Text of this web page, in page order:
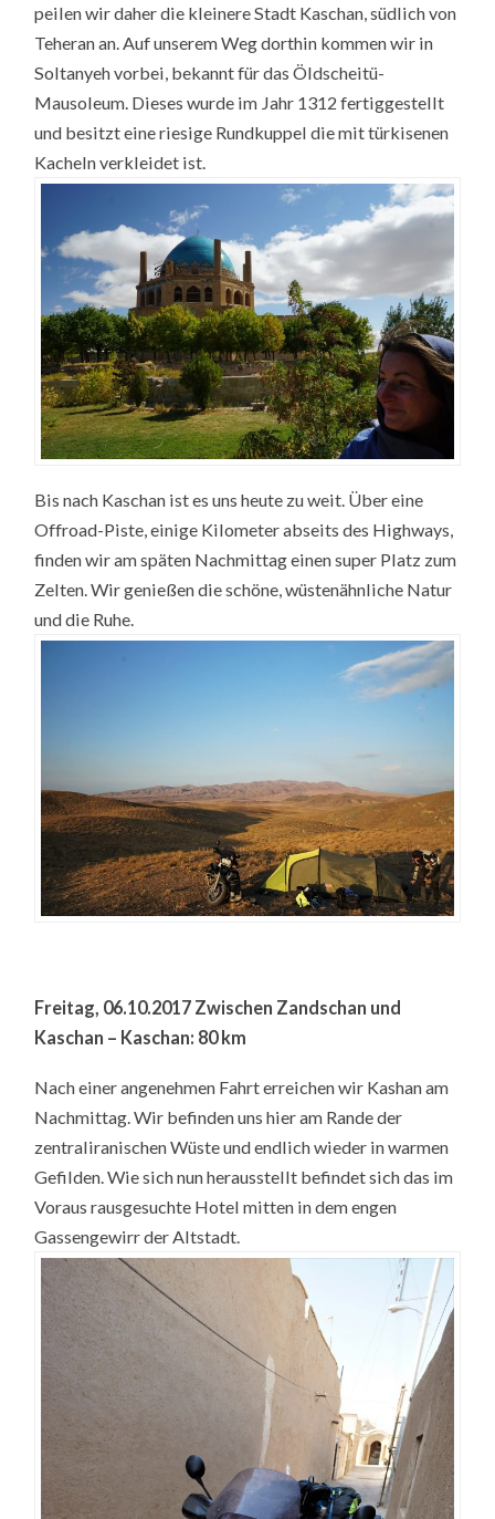
peilen wir daher die kleinere Stadt Kaschan, südlich von
Teheran an. Auf unserem Weg dorthin kommen wir in
Soltanyeh vorbei, bekannt für das Öldscheitü-
Mausoleum. Dieses wurde im Jahr 1312 fertiggestellt
und besitzt eine riesige Rundkuppel die mit türkisenen
Kacheln verkleidet ist.
Bis nach Kaschan ist es uns heute zu weit. Über eine
Offroad-Piste, einige Kilometer abseits des Highways,
finden wir am späten Nachmittag einen super Platz zum
Zelten. Wir genießen die schöne, wüstenähnliche Natur
und die Ruhe.
Freitag, 06.10.2017 Zwischen Zandschan und
Kaschan – Kaschan: 80 km
Nach einer angenehmen Fahrt erreichen wir Kashan am
Nachmittag. Wir befinden uns hier am Rande der
zentraliranischen Wüste und endlich wieder in warmen
Gefilden. Wie sich nun herausstellt befindet sich das im
Voraus rausgesuchte Hotel mitten in dem engen
Gassengewirr der Altstadt.